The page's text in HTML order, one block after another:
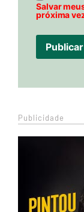
Salvar
próxima
Publicidade